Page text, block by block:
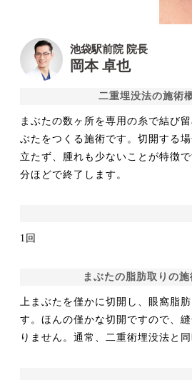
池袋駅前院 院長
岡本 卓也
二重埋没法の施術
まぶたの数ヶ所を専用の糸で結び
ぶたをつくる施術です。切開する
立たず、腫れも少ないことが特徴
分ほどで終了します。
1回
まぶたの脂肪取りの
上まぶたを僅かに切開し、眼窩脂
す。ほんの僅かな切開ですので、
りません。通常、二重術埋没法と同